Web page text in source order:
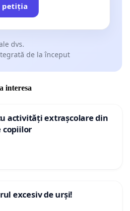
petiția
dvs.
de la început
interesa
activități extrașcolare din
copiilor
excesiv de urși!